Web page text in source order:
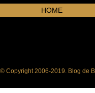
HOME
© Copyright 2006-2019. Blog de